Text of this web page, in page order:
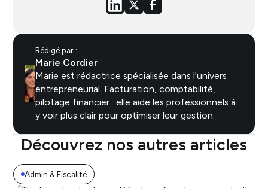
Rédigé par :
Marie Cordier
Marie est rédactrice spécialisée dans l'univers
entrepreneurial. Facturation, comptabilité,
pilotage financier : elle aide les professionnels à
y voir plus clair pour optimiser leur gestion.
Découvrez nos autres articles
Admin & Fiscalité